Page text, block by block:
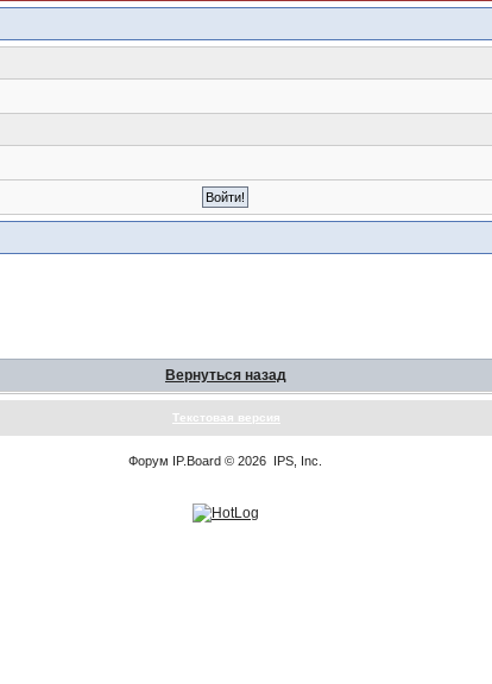
Вернуться назад
Текстовая версия
Форум IP.Board © 2026 IPS, Inc